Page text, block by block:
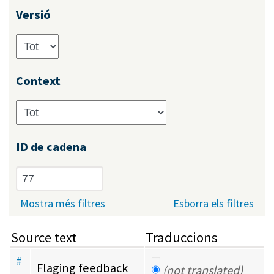
Versió
Context
ID de cadena
Esborra els filtres
Mostra més filtres
Source text Traduccions
# Flaging feedback (not translated)